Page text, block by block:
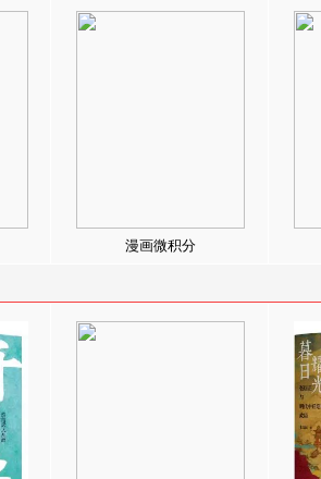
漫画微积分